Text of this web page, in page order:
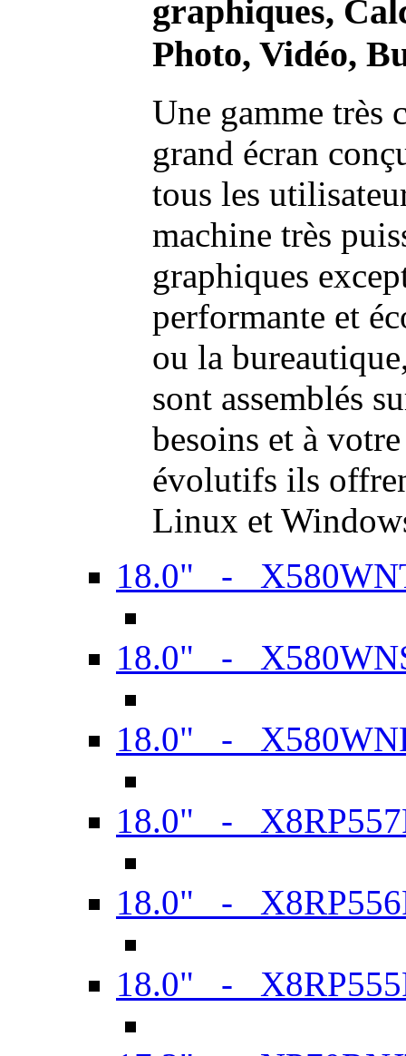
graphiques,
Photo, Vidéo,
Une gamme très
grand écran
tous les
machine très
graphiques
performante et
ou la
sont assemblés
besoins et à
évolutifs ils
Linux et
18.0" -
18.0" -
18.0" -
18.0" -
18.0" -
18.0" -